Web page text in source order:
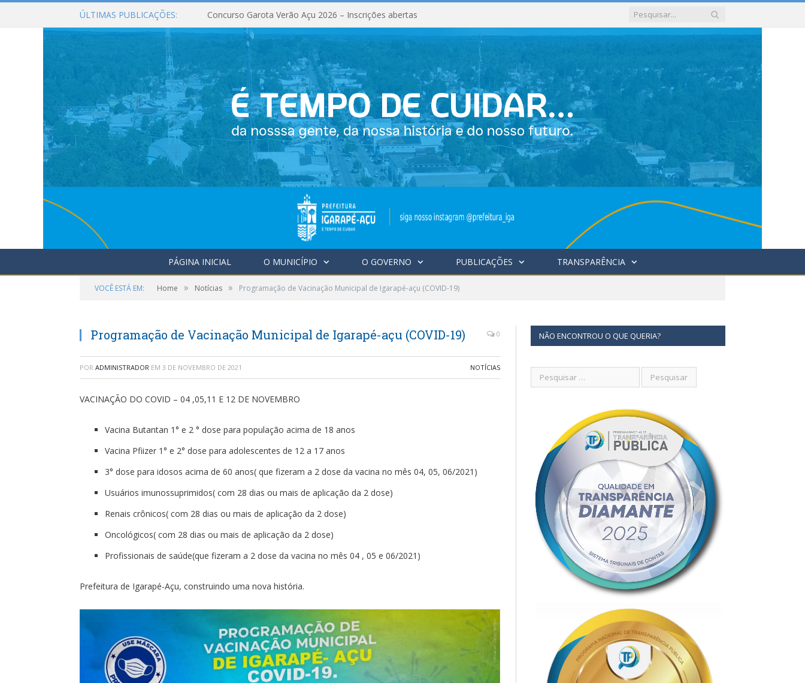
ÚLTIMAS PUBLICAÇÕES: Concurso Garota Verão Açu 2026 – Inscrições abertas
PÁGINA INICIAL O MUNICÍPIO O GOVERNO PUBLICAÇÕES TRANSPARÊNCIA
VOCÊ ESTÁ EM: Home » Notícias » Programação de Vacinação Municipal de Igarapé-açu (COVID-19)
Programação de Vacinação Municipal de Igarapé-açu (COVID-19) 0
POR ADMINISTRADOR EM 3 DE NOVEMBRO DE 2021 NOTÍCIAS
VACINAÇÃO DO COVID – 04 ,05,11 E 12 DE NOVEMBRO
Vacina Butantan 1° e 2 ° dose para população acima de 18 anos
Vacina Pfiizer 1° e 2° dose para adolescentes de 12 a 17 anos
3° dose para idosos acima de 60 anos( que fizeram a 2 dose da vacina no mês 04, 05, 06/2021)
Usuários imunossuprimidos( com 28 dias ou mais de aplicação da 2 dose)
Renais crônicos( com 28 dias ou mais de aplicação da 2 dose)
Oncológicos( com 28 dias ou mais de aplicação da 2 dose)
Profissionais de saúde(que fizeram a 2 dose da vacina no mês 04 , 05 e 06/2021)
Prefeitura de Igarapé-Açu, construindo uma nova história.
NÃO ENCONTROU O QUE QUERIA?